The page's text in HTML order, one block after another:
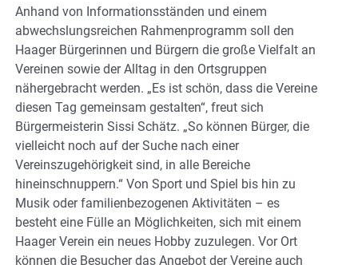
Anhand von Informationsständen und einem
abwechslungsreichen Rahmenprogramm soll den
Haager Bürgerinnen und Bürgern die große Vielfalt an
Vereinen sowie der Alltag in den Ortsgruppen
nähergebracht werden. „Es ist schön, dass die Vereine
diesen Tag gemeinsam gestalten“, freut sich
Bürgermeisterin Sissi Schätz. „So können Bürger, die
vielleicht noch auf der Suche nach einer
Vereinszugehörigkeit sind, in alle Bereiche
hineinschnuppern.“ Von Sport und Spiel bis hin zu
Musik oder familienbezogenen Aktivitäten – es
besteht eine Fülle an Möglichkeiten, sich mit einem
Haager Verein ein neues Hobby zuzulegen. Vor Ort
können die Besucher das Angebot der Vereine auch